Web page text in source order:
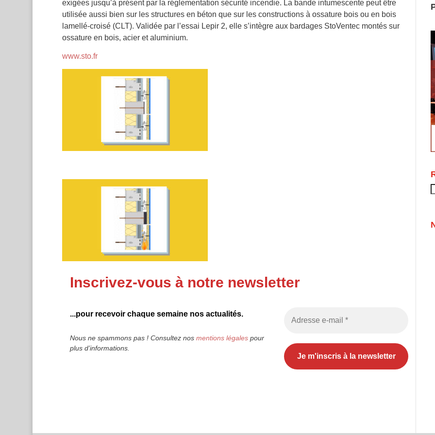
exigées jusqu’à présent par la réglementation sécurité incendie. La bande intumescente peut être
utilisée aussi bien sur les structures en béton que sur les constructions à ossature bois ou en bois
lamellé-croisé (CLT). Validée par l’essai Lepir 2, elle s’intègre aux bardages StoVentec montés sur
ossature en bois, acier et aluminium.
www.sto.fr
Inscrivez-vous à notre newsletter
...pour recevoir chaque semaine nos actualités.
Nous ne spammons pas ! Consultez nos mentions légalespour
plus d’informations.